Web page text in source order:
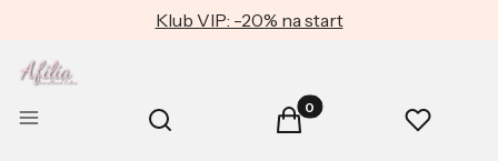
Klub VIP: -20% na start
Menu Otwórz wyszukiwarkę
Szukaj Produkty w koszyku: 0.
Koszyk Ulubione